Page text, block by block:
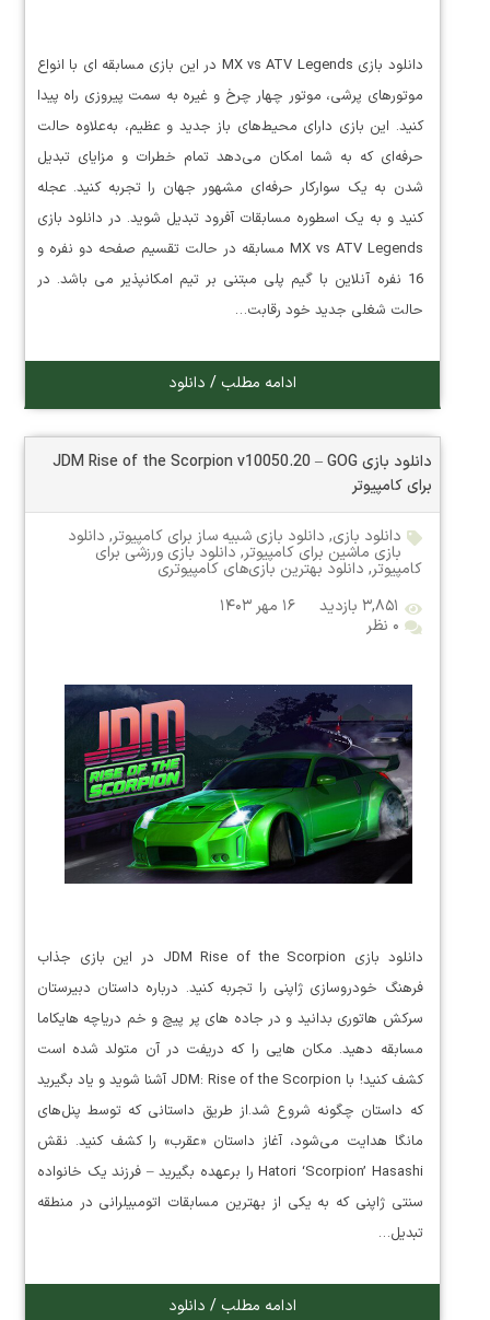
دانلود بازی MX vs ATV Legends در این بازی مسابقه ای با انواع
موتورهای پرشی، موتور چهار چرخ و غیره به سمت پیروزی راه پیدا
کنید. این بازی دارای محیط‌های باز جدید و عظیم، به‌علاوه حالت
حرفه‌ای که به شما امکان می‌دهد تمام خطرات و مزایای تبدیل
شدن به یک سوارکار حرفه‌ای مشهور جهان را تجربه کنید. عجله
کنید و به یک اسطوره مسابقات آفرود تبدیل شوید. در دانلود بازی
MX vs ATV Legends مسابقه در حالت تقسیم صفحه دو نفره و
16 نفره آنلاین با گیم پلی مبتنی بر تیم امکانپذیر می باشد. در
حالت شغلی جدید خود رقابت…
ادامه مطلب / دانلود
دانلود بازی JDM Rise of the Scorpion v10050.20 – GOG
برای کامپیوتر
دانلود بازی, دانلود بازی شبیه ساز برای کامپیوتر, دانلود
بازی ماشین برای کامپیوتر, دانلود بازی ورزشی برای
کامپیوتر, دانلود بهترین بازی‌های کامپیوتری
۳,۸۵۱ بازدید
۱۶ مهر ۱۴۰۳
۰ نظر
دانلود بازی JDM Rise of the Scorpion در این بازی جذاب
فرهنگ خودروسازی ژاپنی را تجربه کنید. درباره داستان دبیرستان
سرکش هاتوری بدانید و در جاده های پر پیچ و خم دریاچه هایکاما
مسابقه دهید. مکان هایی را که دریفت در آن متولد شده است
کشف کنید! با JDM: Rise of the Scorpion آشنا شوید و یاد بگیرید
که داستان چگونه شروع شد.از طریق داستانی که توسط پنل‌های
مانگا هدایت می‌شود، آغاز داستان «عقرب» را کشف کنید. نقش
Hatori ‘Scorpion’ Hasashi را برعهده بگیرید – فرزند یک خانواده
سنتی ژاپنی که به یکی از بهترین مسابقات اتومبیلرانی در منطقه
تبدیل…
ادامه مطلب / دانلود